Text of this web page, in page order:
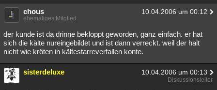
chous 10.04.2006 um 00:12
ehemaliges Mitglied
der kunde ist da drinne bekloppt geworden, ganz einfach. er hat
sich die kälte nureingebildet und ist dann verreckt. weil der halt
nicht wie kröten in kältestarreverfallen konte.
sisterdeluxe 10.04.2006 um 00:13
Diskussionsleiter